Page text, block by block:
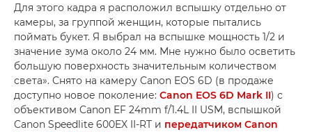
Для этого кадра я расположил вспышку отдельно от
камеры, за группой женщин, которые пытались
поймать букет. Я выбрал на вспышке мощность 1/2 и
значение зума около 24 мм. Мне нужно было осветить
большую поверхность значительным количеством
света». Снято на камеру Canon EOS 6D (в продаже
доступно новое поколение: Canon EOS 6D Mark II) с
объективом Canon EF 24mm f/1.4L II USM, вспышкой
Canon Speedlite 600EX II-RT и передатчиком Canon